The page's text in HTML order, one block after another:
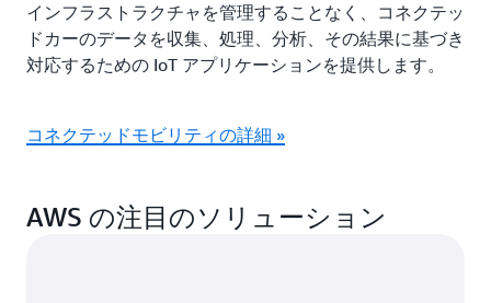
インフラストラクチャを管理することなく、コネクテッ
ドカーのデータを収集、処理、分析、その結果に基づき
対応するための IoT アプリケーションを提供します。
コネクテッドモビリティの詳細 »
AWS の注目のソリューション